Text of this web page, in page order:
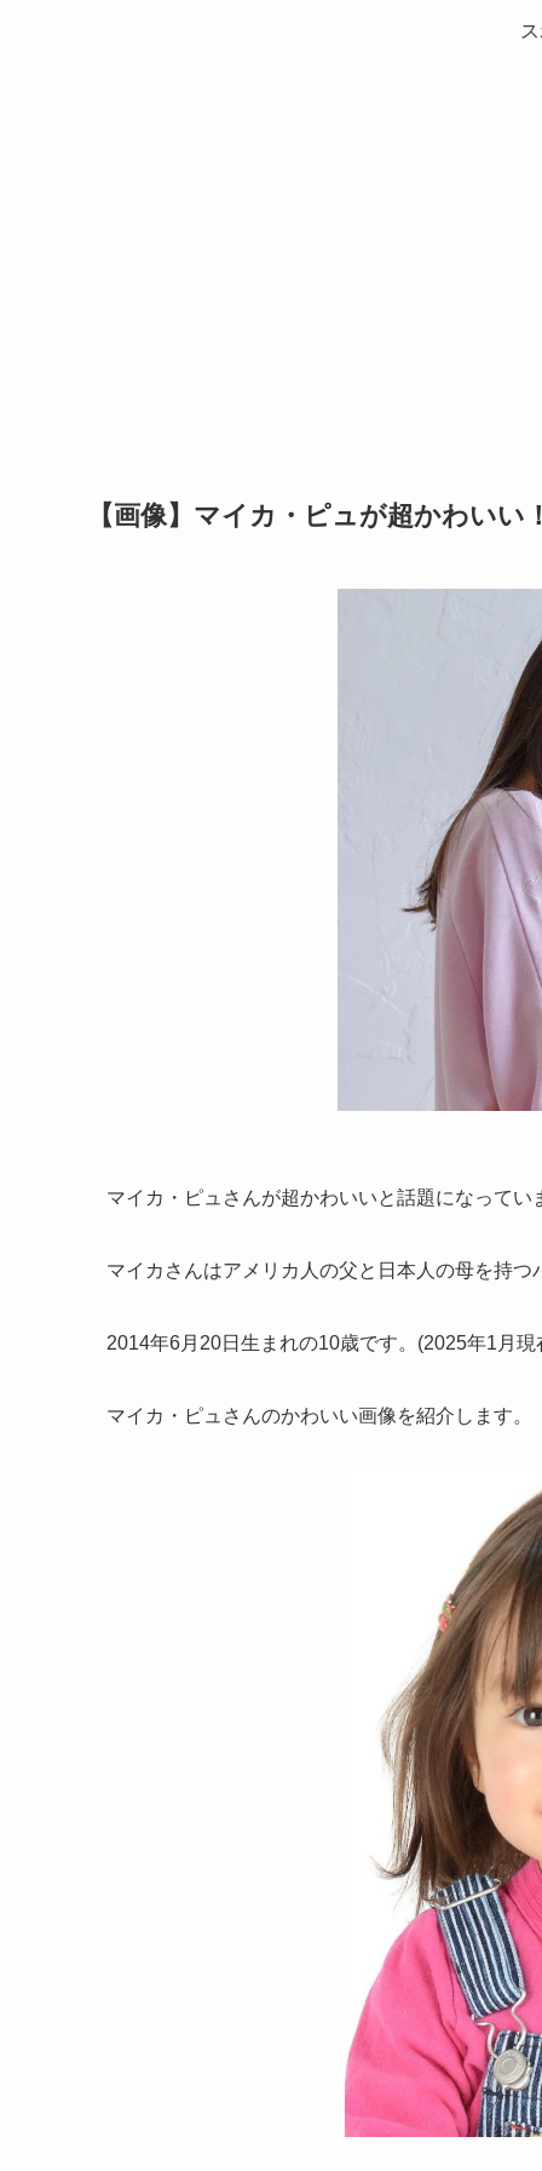
【画像】マイカ・ピュが超かわいい
マイカ・ピュさんが超かわいいと話題になってい
マイカさんはアメリカ人の父と日本人の母を持
2014年6月20日生まれの10歳です。(2025年1月現
マイカ・ピュさんのかわいい画像を紹介します。